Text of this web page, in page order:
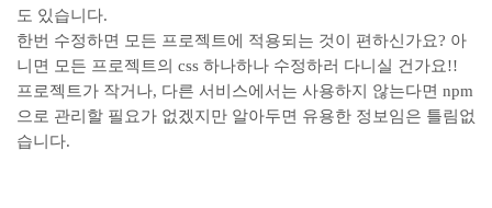
도 있습니다.
한번 수정하면 모든 프로젝트에 적용되는 것이 편하신가요? 아
니면 모든 프로젝트의 css 하나하나 수정하러 다니실 건가요!!
프로젝트가 작거나, 다른 서비스에서는 사용하지 않는다면 npm
으로 관리할 필요가 없겠지만 알아두면 유용한 정보임은 틀림없
습니다.